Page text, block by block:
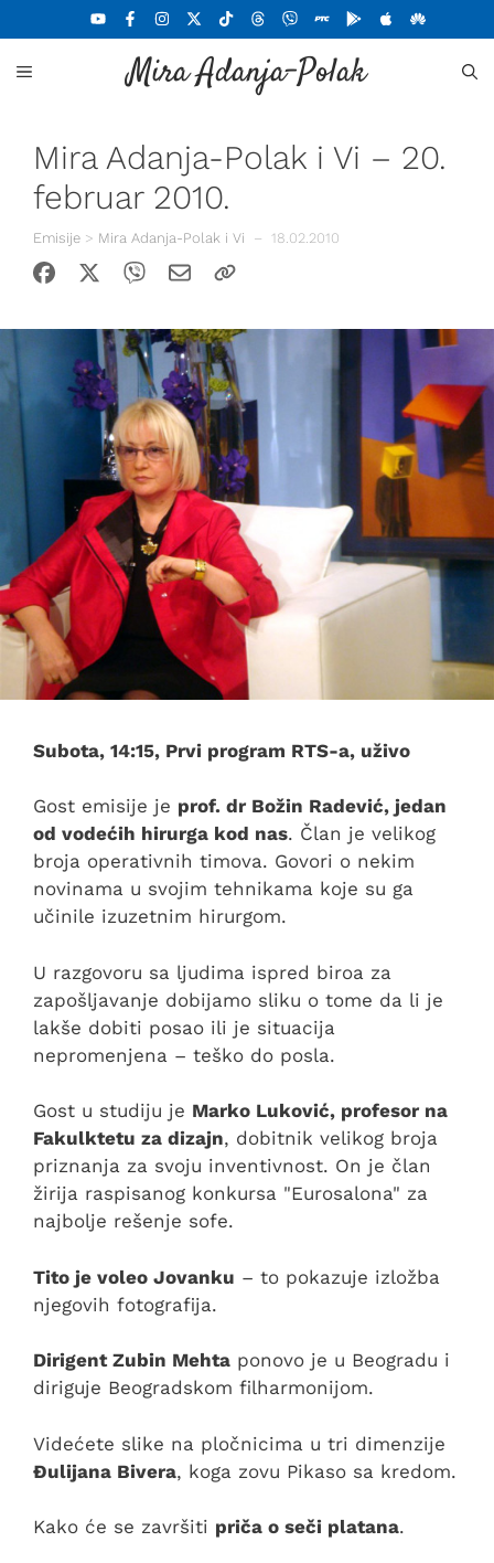
na
sadržaj
Mira Adanja-Polak
MENU
Mira Adanja-Polak i Vi – 20.
februar 2010.
Emisije > Mira Adanja-Polak i Vi – 18.02.2010
Subota, 14:15, Prvi program RTS-a, uživo
Gost emisije je prof. dr Božin Radević, jedan
od vodećih hirurga kod nas. Član je velikog
broja operativnih timova. Govori o nekim
novinama u svojim tehnikama koje su ga
učinile izuzetnim hirurgom.
U razgovoru sa ljudima ispred biroa za
zapošljavanje dobijamo sliku o tome da li je
lakše dobiti posao ili je situacija
nepromenjena – teško do posla.
Gost u studiju je Marko Luković, profesor na
Fakulktetu za dizajn, dobitnik velikog broja
priznanja za svoju inventivnost. On je član
žirija raspisanog konkursa "Eurosalona" za
najbolje rešenje sofe.
Tito je voleo Jovanku – to pokazuje izložba
njegovih fotografija.
Dirigent Zubin Mehta ponovo je u Beogradu i
diriguje Beogradskom filharmonijom.
Videćete slike na pločnicima u tri dimenzije
Đulijana Bivera, koga zovu Pikaso sa kredom.
Kako će se završiti priča o seči platana.